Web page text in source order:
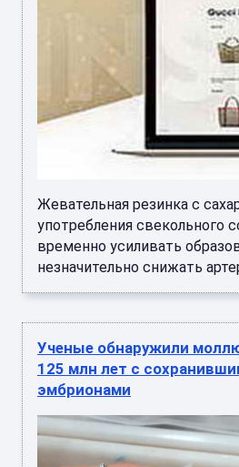
Жевательная резинка с
употребления свекольного
временно усиливать
незначительно снижать
Ученые обнаружили
125 млн лет с
эмбрионами